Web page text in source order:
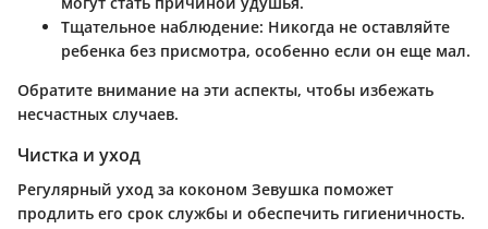
Тщательное наблюдение: Никогда не оставляйте
ребенка без присмотра, особенно если он еще мал.
Обратите внимание на эти аспекты, чтобы избежать
несчастных случаев.
Чистка и уход
Регулярный уход за коконом Зевушка поможет
продлить его срок службы и обеспечить гигиеничность.